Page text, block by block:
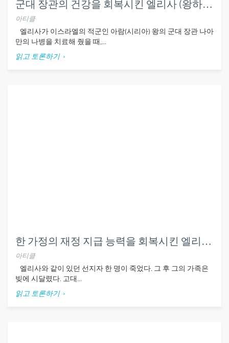
군대 장관의 건강을 회복시킨 엘리사 (왕하5:1-14)
아티클
엘리사가 이스라엘의 적군인 아람(시리아) 왕의 군대 장관 나아
만의 나병을 치료해 줬을 때,...
읽고 토론하기
한 가정의 재정 지급 능력을 회복시킨 엘리사 (왕하4:1-7)
아티클
엘리사와 같이 있던 선지자 한 명이 죽었다. 그 후 그의 가족은
빚에 시달렸다. 고대...
읽고 토론하기